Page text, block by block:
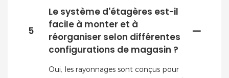
5
Le système d'étagères est-il
facile à monter et à
réorganiser selon différentes
configurations de magasin ?
Oui, les rayonnages sont conçus pour